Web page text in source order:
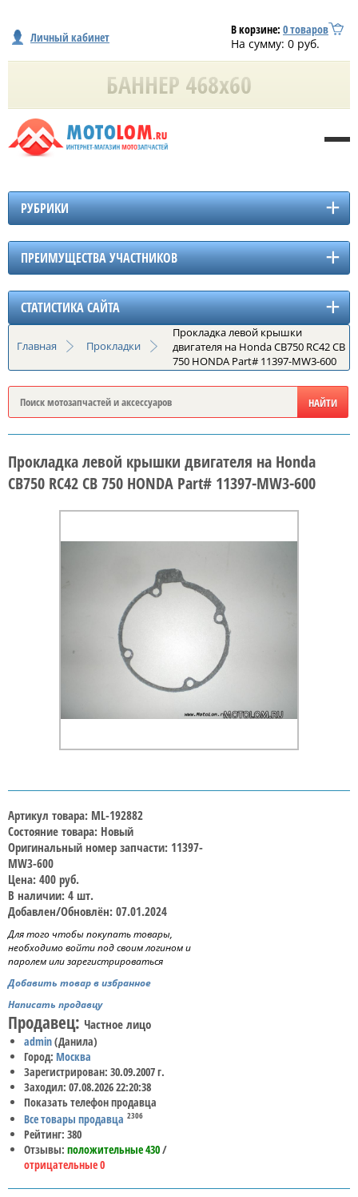
Личный кабинет В корзине: 0товаров
На сумму: 0 руб.
РУБРИКИ
ПРЕИМУЩЕСТВА УЧАСТНИКОВ
СТАТИСТИКА САЙТА
Главная Прокладки
Прокладка левой крышки
двигателя на Honda CB750 RC42 CB
750 HONDA Part# 11397-MW3-600
Прокладка левой крышки двигателя на Honda
CB750 RC42 CB 750 HONDA Part# 11397-MW3-600
Артикул товара: ML-192882
Состояние товара: Новый
Оригинальный номер запчасти: 11397-
MW3-600
Цена: 400 руб.
В наличии: 4 шт.
Добавлен/Обновлён: 07.01.2024
Для того чтобы покупать товары,
необходимо войти под своим логином и
паролем или зарегистрироваться
Добавить товар в избранное
Написать продавцу
Продавец: Частное лицо
admin(Данила)
Город: Москва
Зарегистрирован: 30.09.2007 г.
Заходил: 07.08.2026 22:20:38
Показать телефон продавца
Все товары продавца 2306
Рейтинг: 380
Отзывы: положительные 430/
отрицательные 0